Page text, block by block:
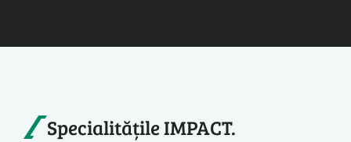
Specialitățile IMPACT.